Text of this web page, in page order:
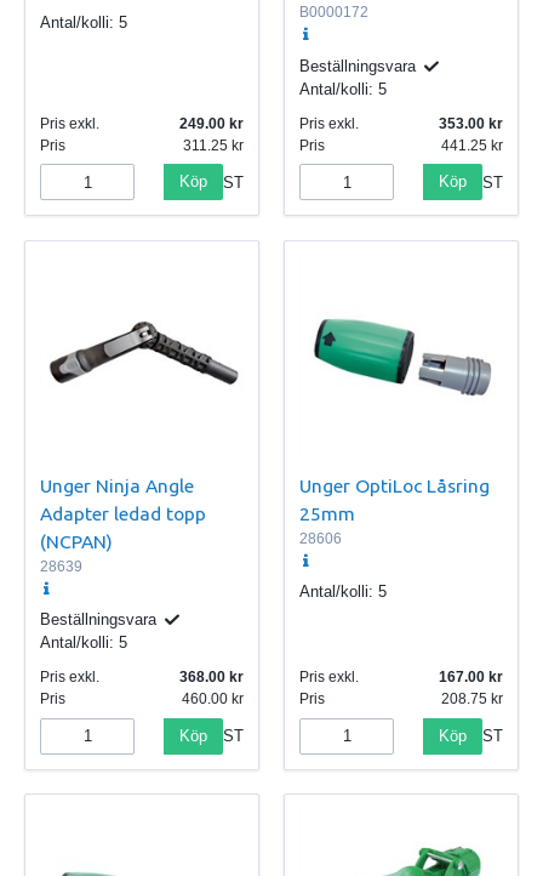
Antal/kolli: 5
Pris exkl.
249.00
Pris
311.25
Köp ST
B0000172
Beställningsvara
Antal/kolli: 5
Pris exkl.
353.00
Pris
441.25
Köp ST
Unger Ninja Angle
Adapter ledad topp
(NCPAN)
28639
Beställningsvara
Antal/kolli: 5
Pris exkl.
368.00
Pris
460.00
Köp ST
Unger OptiLoc Låsring
25mm
28606
Antal/kolli: 5
Pris exkl.
167.00
Pris
208.75
Köp ST